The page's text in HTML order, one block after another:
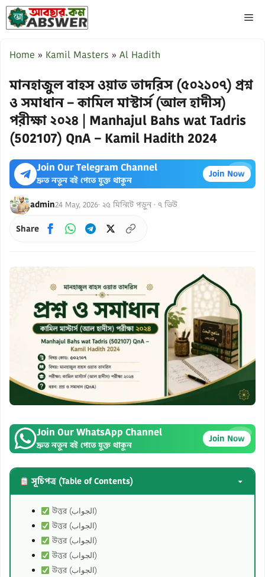
Skip
to
Home » Kamil Masters » Al Hadith
মানহাজুল বাহস ওয়াত তাদরিস (৫০২১০৭) প্রশ্ন
ও সমাধান – কামিল মাস্টার্স (আল হাদীস)
পরীক্ষা ২০২৪ | Manhajul Bahs wat Tadris
(502107) QnA – Kamil Hadith 2024
×
Join Our Telegram Channel
দ্রুত নতুন বই পেতে যুক্ত থাকুন
Join Now
admin24 May, 2026· ২৫ মিনিটে পড়ুন · ৭ ভিউ
Share
×
Join Our WhatsApp Channel
দ্রুত নতুন বই পেতে যুক্ত থাকুন
Join Now
সূচিপত্র (Table of Contents)
উত্তর (الجواب)
উত্তর (الجواب)
উত্তর (الجواب)
উত্তর (الجواب)
উত্তর (الجواب)